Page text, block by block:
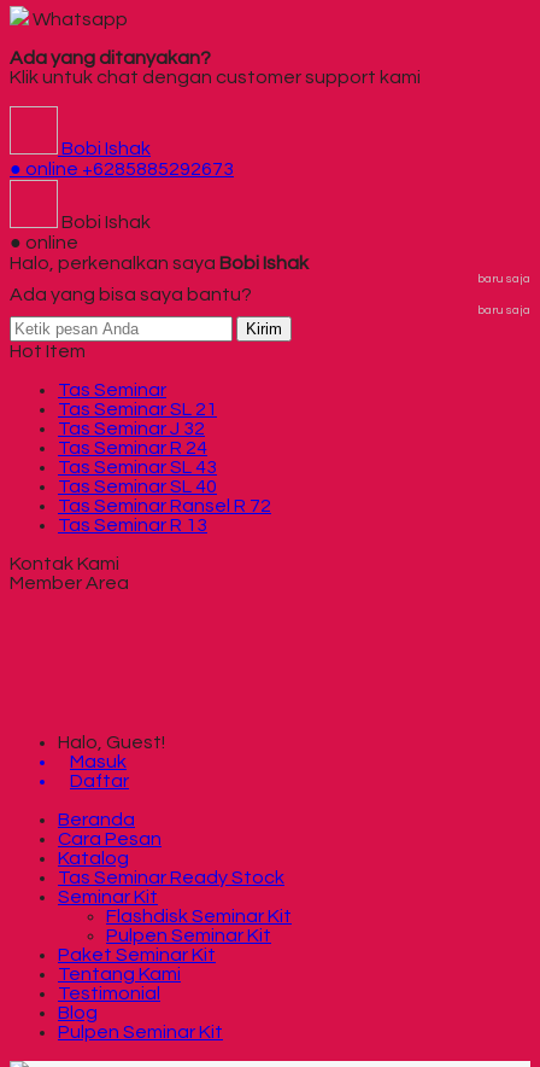
Whatsapp
Ada yang ditanyakan?
Klik untuk chat dengan customer support kami
Bobi Ishak
● online +6285885292673
Bobi Ishak
● online
Halo, perkenalkan saya Bobi Ishak
baru saja
Ada yang bisa saya bantu?
baru saja
Kirim
Hot Item
Tas Seminar
Tas Seminar SL 21
Tas Seminar J 32
Tas Seminar R 24
Tas Seminar SL 43
Tas Seminar SL 40
Tas Seminar Ransel R 72
Tas Seminar R 13
Kontak Kami
Member Area
Halo, Guest!
Masuk
Daftar
Beranda
Cara Pesan
Katalog
Tas Seminar Ready Stock
Seminar Kit
Flashdisk Seminar Kit
Pulpen Seminar Kit
Paket Seminar Kit
Tentang Kami
Testimonial
Blog
Pulpen Seminar Kit